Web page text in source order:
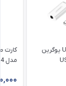
کارت صدا USB 2.0 یوگرین
مدل 80864-CM383